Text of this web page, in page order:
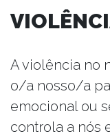
A violência no
o/a nosso/a
emocional ou
controla a nós